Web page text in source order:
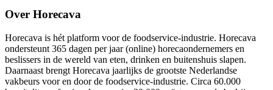
Over Horecava
Horecava is hét platform voor de foodservice-industrie. Horecava
ondersteunt 365 dagen per jaar (online) horecaondernemers en
beslissers in de wereld van eten, drinken en buitenshuis slapen.
Daarnaast brengt Horecava jaarlijks de grootste Nederlandse
vakbeurs voor en door de foodservice-industrie. Circa 60.000